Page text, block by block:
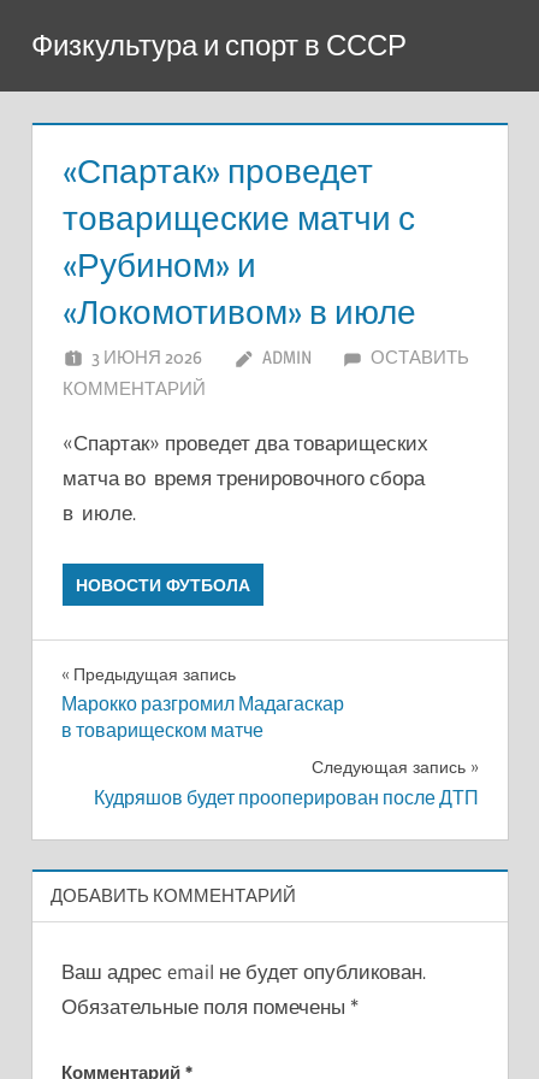
содержимому
Физкультура и спорт в СССР
«Спартак» проведет
товарищеские матчи с
«Рубином» и
«Локомотивом» в июле
3 ИЮНЯ 2026 ADMIN
ОСТАВИТЬ
КОММЕНТАРИЙ
«Спартак» проведет два товарищеских
матча во время тренировочного сбора
в июле.
НОВОСТИ ФУТБОЛА
Навигация
по
Предыдущая запись
Марокко разгромил Мадагаскар
в товарищеском матче
Следующая запись
Кудряшов будет прооперирован после ДТП
ДОБАВИТЬ КОММЕНТАРИЙ
Ваш адрес email не будет опубликован.
Обязательные поля помечены *
Комментарий *